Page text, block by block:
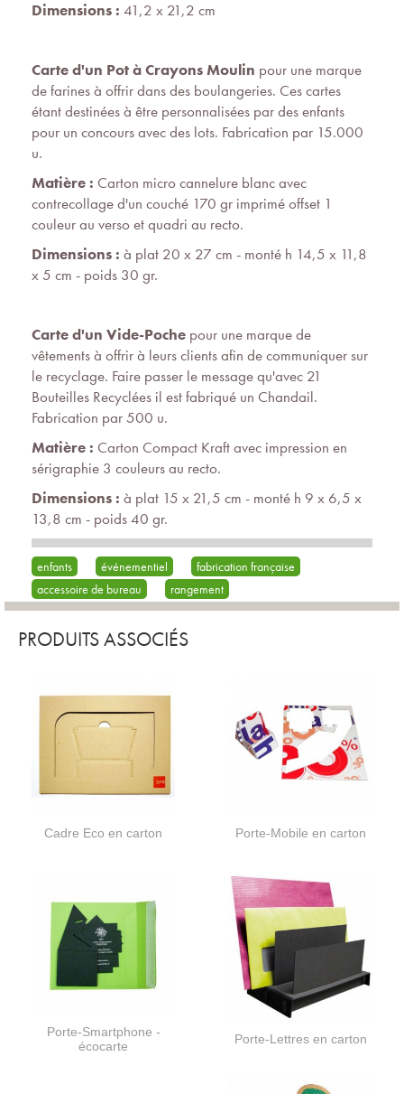
Dimensions : 41,2 x 21,2 cm
Carte d'un Pot à Crayons Moulin pour une marque
de farines à offrir dans des boulangeries. Ces cartes
étant destinées à être personnalisées par des enfants
pour un concours avec des lots. Fabrication par 15.000
u.
Matière : Carton micro cannelure blanc avec
contrecollage d'un couché 170 gr imprimé offset 1
couleur au verso et quadri au recto.
Dimensions : à plat 20 x 27 cm - monté h 14,5 x 11,8
x 5 cm - poids 30 gr.
Carte d'un Vide-Poche pour une marque de
vêtements à offrir à leurs clients afin de communiquer sur
le recyclage. Faire passer le message qu'avec 21
Bouteilles Recyclées il est fabriqué un Chandail.
Fabrication par 500 u.
Matière : Carton Compact Kraft avec impression en
sérigraphie 3 couleurs au recto.
Dimensions : à plat 15 x 21,5 cm - monté h 9 x 6,5 x
13,8 cm - poids 40 gr.
enfants événementiel
fabrication française
accessoire de bureau
rangement
PRODUITS ASSOCIÉS
Cadre Eco en carton Porte-Mobile en carton
Porte-Smartphone -
écocarte
Porte-Lettres en carton